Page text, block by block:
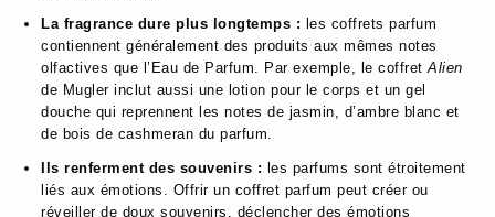
La fragrance dure plus longtemps : les coffrets parfum
contiennent généralement des produits aux mêmes notes
olfactives que l’Eau de Parfum. Par exemple, le coffretAlien
de Mugler inclut aussi une lotion pour le corps et un gel
douche qui reprennent les notes de jasmin, d’ambre blanc et
de bois de cashmeran du parfum.
Ils renferment des souvenirs : les parfums sont étroitement
liés aux émotions. Offrir un coffret parfum peut créer ou
réveiller de doux souvenirs, déclencher des émotions